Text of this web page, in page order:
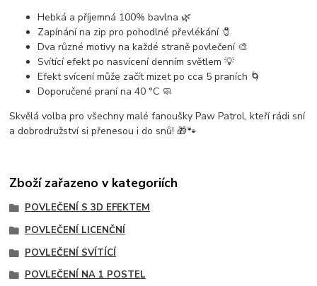
Hebká a příjemná 100% bavlna 🌿
Zapínání na zip pro pohodlné převlékání 🧷
Dva různé motivy na každé straně povlečení 🎨
Svítící efekt po nasvícení denním světlem 💡
Efekt svícení může začít mizet po cca 5 praních 🌀
Doporučené praní na 40 °C 🧼
Skvělá volba pro všechny malé fanoušky Paw Patrol, kteří rádi sní
a dobrodružství si přenesou i do snů! 🎁🐾
Zboží zařazeno v kategoriích
POVLEČENÍ S 3D EFEKTEM
POVLEČENÍ LICENČNÍ
POVLEČENÍ SVÍTÍCÍ
POVLEČENÍ NA 1 POSTEL